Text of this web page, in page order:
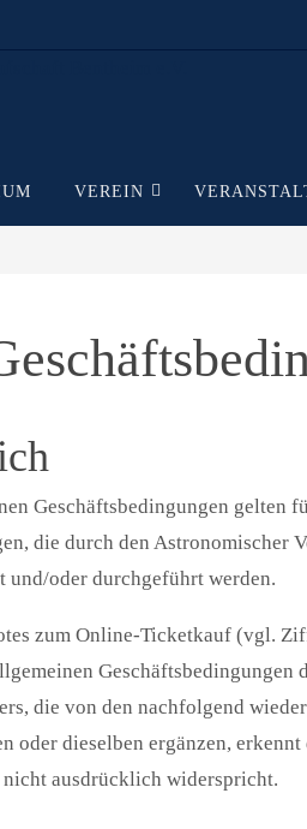
VEREIN
Geschäftsbedingungen gelten
die durch den Astronomischer
und/oder durchgeführt werden.
zum Online-Ticketkauf (vgl.
Geschäftsbedingungen
die von den nachfolgend
oder dieselben ergänzen,
nicht ausdrücklich widerspricht.